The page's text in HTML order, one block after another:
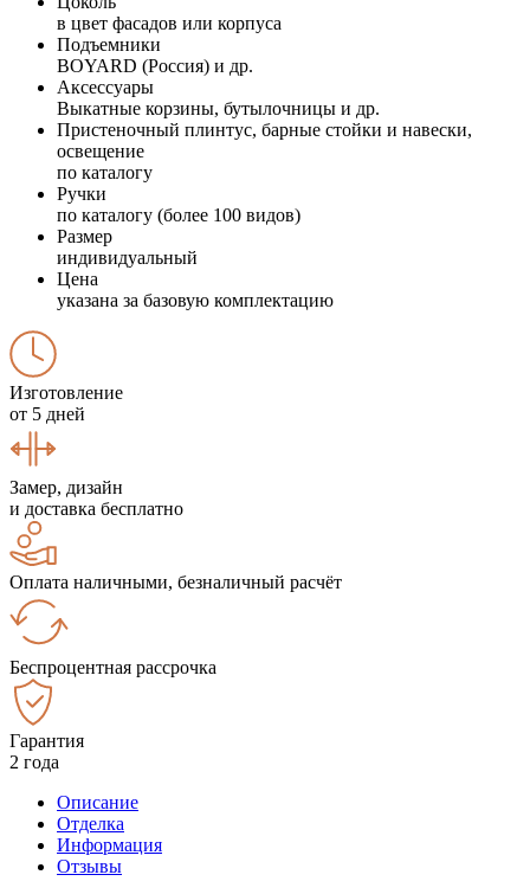
в цвет фасадов или корпуса
Подъемники
BOYARD (Россия) и др.
Аксессуары
Выкатные корзины, бутылочницы и др.
Пристеночный плинтус, барные стойки и навески,
освещение
по каталогу
Ручки
по каталогу (более 100 видов)
Размер
индивидуальный
Цена
указана за базовую комплектацию
Изготовление
от 5 дней
Замер, дизайн
и доставка бесплатно
Оплата наличными, безналичный расчёт
Беспроцентная рассрочка
Гарантия
2 года
Описание
Отделка
Информация
Отзывы